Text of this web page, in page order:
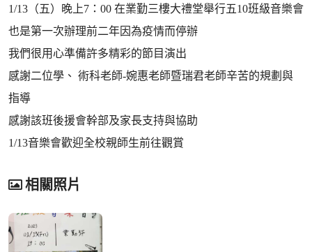
1/13（五）晚上7：00 在業勤三樓大禮堂舉行五10班級音樂會
也是第一次辦理前二年因為疫情而停辦
我們很用心準備許多精彩的節目演出
感謝二位學、 術科老師-婉惠老師暨瑞君老師辛苦的規劃與
指導
感謝該班後援會幹部及家長支持與協助
1/13音樂會歡迎全校親師生前往觀賞
相關照片